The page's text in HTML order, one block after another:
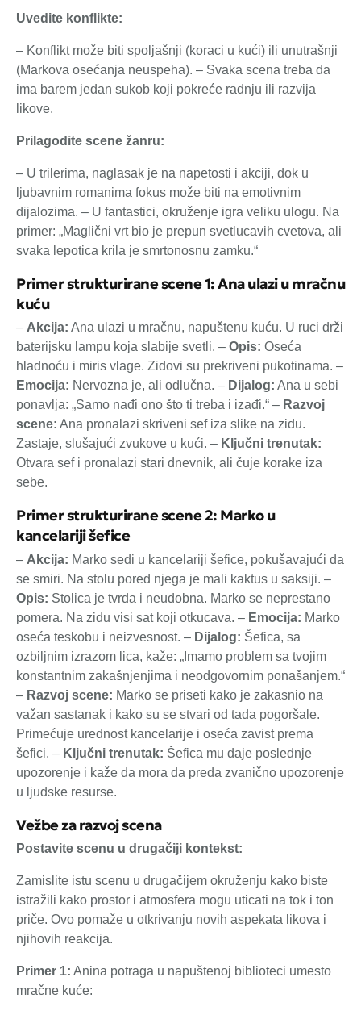
Uvedite konflikte:
– Konflikt može biti spoljašnji (koraci u kući) ili unutrašnji
(Markova osećanja neuspeha). – Svaka scena treba da
ima barem jedan sukob koji pokreće radnju ili razvija
likove.
Prilagodite scene žanru:
– U trilerima, naglasak je na napetosti i akciji, dok u
ljubavnim romanima fokus može biti na emotivnim
dijalozima. – U fantastici, okruženje igra veliku ulogu. Na
primer: „Maglični vrt bio je prepun svetlucavih cvetova, ali
svaka lepotica krila je smrtonosnu zamku.“
Primer strukturirane scene 1: Ana ulazi u mračnu
kuću
– Akcija: Ana ulazi u mračnu, napuštenu kuću. U ruci drži
baterijsku lampu koja slabije svetli. – Opis: Oseća
hladnoću i miris vlage. Zidovi su prekriveni pukotinama. –
Emocija: Nervozna je, ali odlučna. – Dijalog: Ana u sebi
ponavlja: „Samo nađi ono što ti treba i izađi.“ – Razvoj
scene: Ana pronalazi skriveni sef iza slike na zidu.
Zastaje, slušajući zvukove u kući. – Ključni trenutak:
Otvara sef i pronalazi stari dnevnik, ali čuje korake iza
sebe.
Primer strukturirane scene 2: Marko u
kancelariji šefice
– Akcija: Marko sedi u kancelariji šefice, pokušavajući da
se smiri. Na stolu pored njega je mali kaktus u saksiji. –
Opis: Stolica je tvrda i neudobna. Marko se neprestano
pomera. Na zidu visi sat koji otkucava. – Emocija: Marko
oseća teskobu i neizvesnost. – Dijalog: Šefica, sa
ozbiljnim izrazom lica, kaže: „Imamo problem sa tvojim
konstantnim zakašnjenjima i neodgovornim ponašanjem.“
– Razvoj scene: Marko se priseti kako je zakasnio na
važan sastanak i kako su se stvari od tada pogoršale.
Primećuje urednost kancelarije i oseća zavist prema
šefici. – Ključni trenutak: Šefica mu daje poslednje
upozorenje i kaže da mora da preda zvanično upozorenje
u ljudske resurse.
Vežbe za razvoj scena
Postavite scenu u drugačiji kontekst:
Zamislite istu scenu u drugačijem okruženju kako biste
istražili kako prostor i atmosfera mogu uticati na tok i ton
priče. Ovo pomaže u otkrivanju novih aspekata likova i
njihovih reakcija.
Primer 1: Anina potraga u napuštenoj biblioteci umesto
mračne kuće: